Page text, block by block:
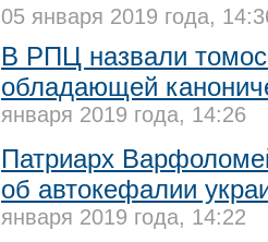
05 января 2019 года,
В РПЦ назвали
обладающей
января 2019 года, 14:26
Патриарх
об автокефалии
января 2019 года, 14:22